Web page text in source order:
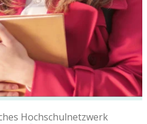
Hochschulnetzwerk